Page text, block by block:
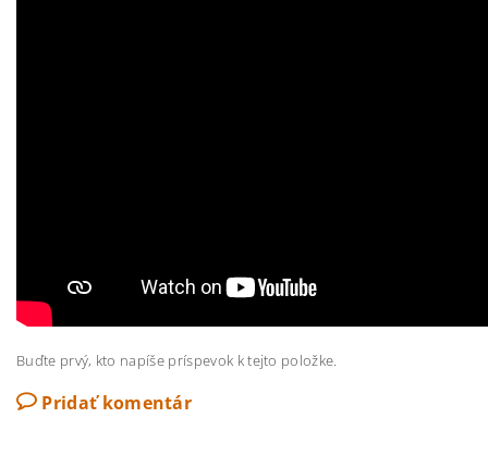
Buďte prvý, kto napíše príspevok k tejto položke.
Pridať komentár